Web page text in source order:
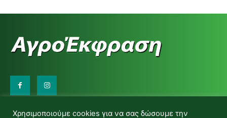
Επικοινωνήστε μαζί μας:
d.makas@yahoo.gr
Χρησιμοποιούμε cookies για να σας δώσουμε την